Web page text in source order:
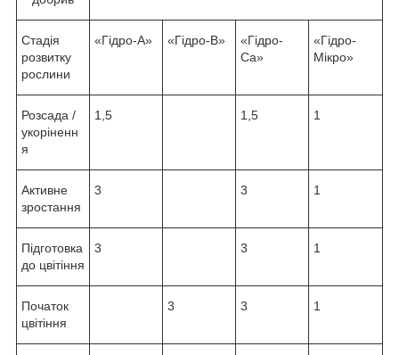
Стадія
розвитку
рослини
«Гідро-А» «Гідро-В»
«Гідро-
Ca»
«Гідро-
Мікро»
Розсада /
укоріненн
я
1,5 1,5 1
Активне
зростання
3 3 1
Підготовка
до цвітіння
3 3 1
Початок
цвітіння
3 3 1